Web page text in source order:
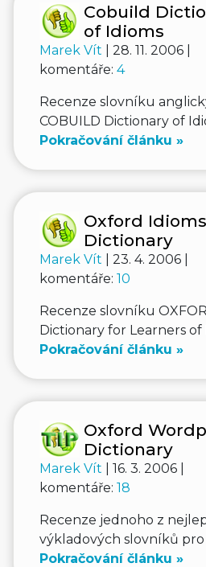
Cobuild
of Idioms
Marek Vít
| 28. 11. 2006 |
komentáře: 4
Recenze slovníku
COBUILD Dictionary of
Pokračování článku »
Oxford Idioms
Dictionary
Marek Vít
| 23. 4. 2006 |
komentáře: 10
Recenze slovníku
Dictionary for Learners of
Pokračování článku »
Oxford
Dictionary
Marek Vít
| 16. 3. 2006 |
komentáře: 18
Recenze jednoho z
výkladových slovníků
Pokračování článku »